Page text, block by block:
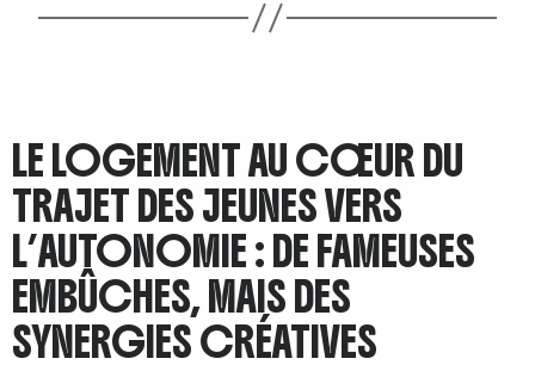
LE LOGEMENT AU CŒUR DU
TRAJET DES JEUNES VERS
L’AUTONOMIE : DE FAMEUSES
EMBÛCHES, MAIS DES
SYNERGIES CRÉATIVES